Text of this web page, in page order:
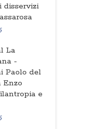
disservizi
La
-
Paolo del
Enzo
e